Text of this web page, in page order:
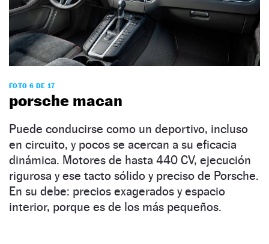
FOTO 6 DE 17
porsche macan
Puede conducirse como un deportivo, incluso
en circuito, y pocos se acercan a su eficacia
dinámica. Motores de hasta 440 CV, ejecución
rigurosa y ese tacto sólido y preciso de Porsche.
En su debe: precios exagerados y espacio
interior, porque es de los más pequeños.